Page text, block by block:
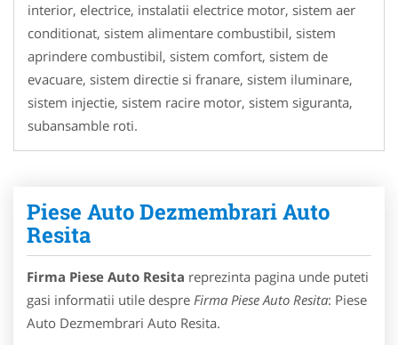
interior, electrice, instalatii electrice motor, sistem aer
conditionat, sistem alimentare combustibil, sistem
aprindere combustibil, sistem comfort, sistem de
evacuare, sistem directie si franare, sistem iluminare,
sistem injectie, sistem racire motor, sistem siguranta,
subansamble roti.
Piese Auto Dezmembrari Auto
Resita
Firma Piese Auto Resita reprezinta pagina unde puteti
gasi informatii utile despre Firma Piese Auto Resita: Piese
Auto Dezmembrari Auto Resita.